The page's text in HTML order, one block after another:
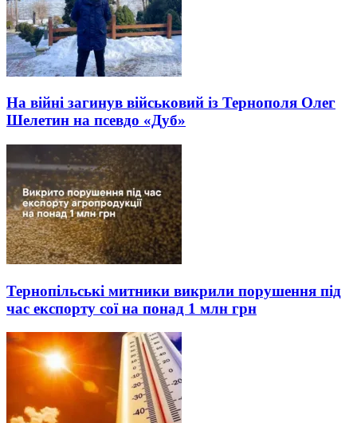
На війні загинув військовий із Тернополя Олег
Шелетин на псевдо «Дуб»
Тернопільські митники викрили порушення під
час експорту сої на понад 1 млн грн